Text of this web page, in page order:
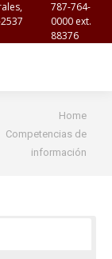
787-764-
0000 ext.
88376
Home
Competencias de
información